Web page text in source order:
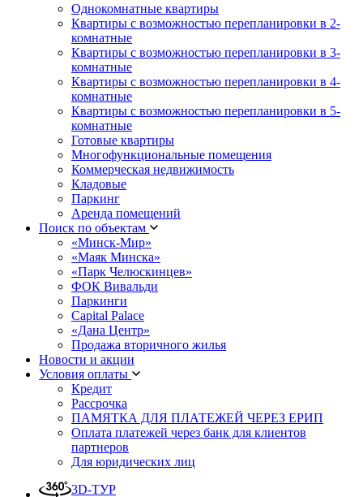
Однокомнатные квартиры
Квартиры с возможностью перепланировки в 2-
комнатные
Квартиры с возможностью перепланировки в 3-
комнатные
Квартиры с возможностью перепланировки в 4-
комнатные
Квартиры с возможностью перепланировки в 5-
комнатные
Готовые квартиры
Многофункциональные помещения
Коммерческая недвижимость
Кладовые
Паркинг
Аренда помещений
Поиск по объектам
«Минск-Мир»
«Маяк Минска»
«Парк Челюскинцев»
ФОК Вивальди
Паркинги
Capital Palace
«Дана Центр»
Продажа вторичного жилья
Новости и акции
Условия оплаты
Кредит
Рассрочка
ПАМЯТКА ДЛЯ ПЛАТЕЖЕЙ ЧЕРЕЗ ЕРИП
Оплата платежей через банк для клиентов
партнеров
Для юридических лиц
3D-ТУР